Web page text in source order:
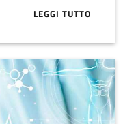
LEGGI TUTTO
ABOUT